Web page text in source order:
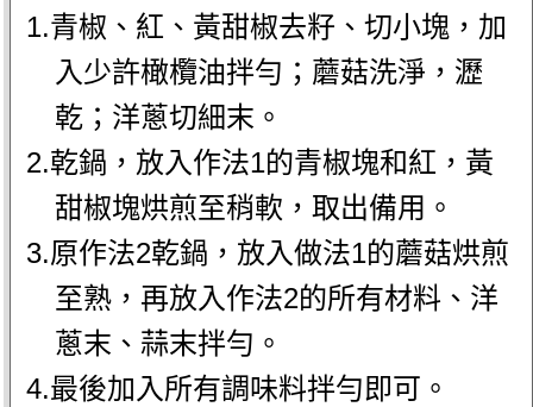
1.青椒、紅、黃甜椒去籽、切小塊，加
入少許橄欖油拌勻；蘑菇洗淨，瀝
乾；洋蔥切細末。
2.乾鍋，放入作法1的青椒塊和紅，黃
甜椒塊烘煎至稍軟，取出備用。
3.原作法2乾鍋，放入做法1的蘑菇烘煎
至熟，再放入作法2的所有材料、洋
蔥末、蒜末拌勻。
4.最後加入所有調味料拌勻即可。